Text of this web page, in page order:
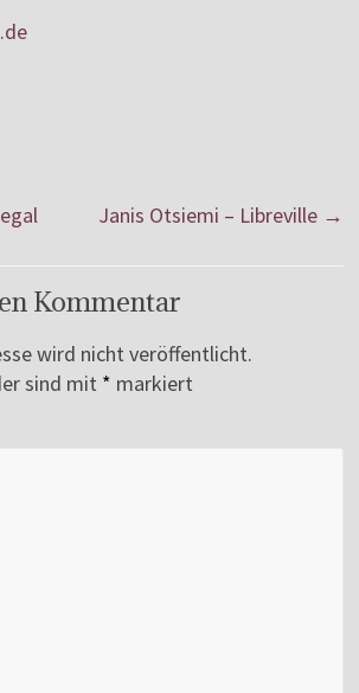
Janis Otsiemi – Libreville →
Kommentar
wird nicht veröffentlicht.
sind mit * markiert